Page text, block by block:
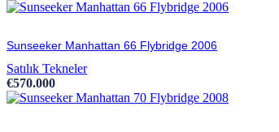
Sunseeker Manhattan 66 Flybridge 2006
Satılık Tekneler
€570.000